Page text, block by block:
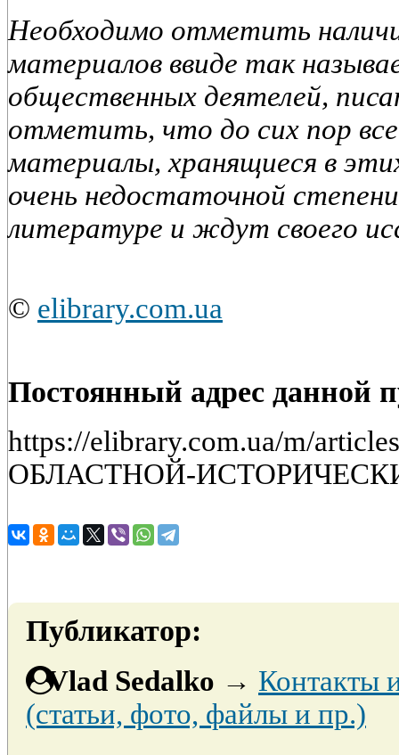
Необходимо отметить
материалов ввиде так
общественных деятелей,
отметить, что до сих пор
материалы, хранящиеся в
очень недостаточной
литературе и ждут своего
© elibrary.com.ua
Постоянный адрес данной
https://elibrary.com.ua/m/
ОБЛАСТНОЙ-
Публикатор:
Vlad Sedalko → Контакты
(статьи, фото, файлы и пр.)